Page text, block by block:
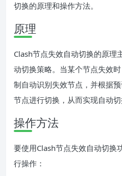
切换的原理和操作方法。
原理
Clash节点失效自动切换的原理
动切换策略。当某个节点失效
制自动识别失效节点，并根据
节点进行切换，从而实现自动切
操作方法
要使用Clash节点失效自动切换
行操作：